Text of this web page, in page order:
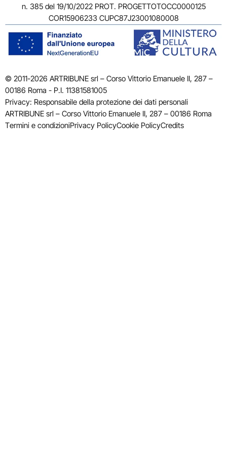
n. 385 del 19/10/2022 PROT. PROGETTOTOCC0000125
COR15906233 CUPC87J23001080008
© 2011-2026 ARTRIBUNE srl – Corso Vittorio Emanuele II, 287 –
00186 Roma - P.I. 11381581005
Privacy: Responsabile della protezione dei dati personali
ARTRIBUNE srl – Corso Vittorio Emanuele II, 287 – 00186 Roma
Termini e condizioniPrivacy PolicyCookie PolicyCredits